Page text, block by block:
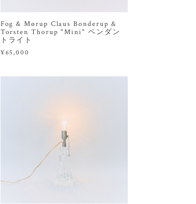
Fog & Mørup Claus Bonderup &
Torsten Thorup "Mini" ペンダン
トライト
¥65,000